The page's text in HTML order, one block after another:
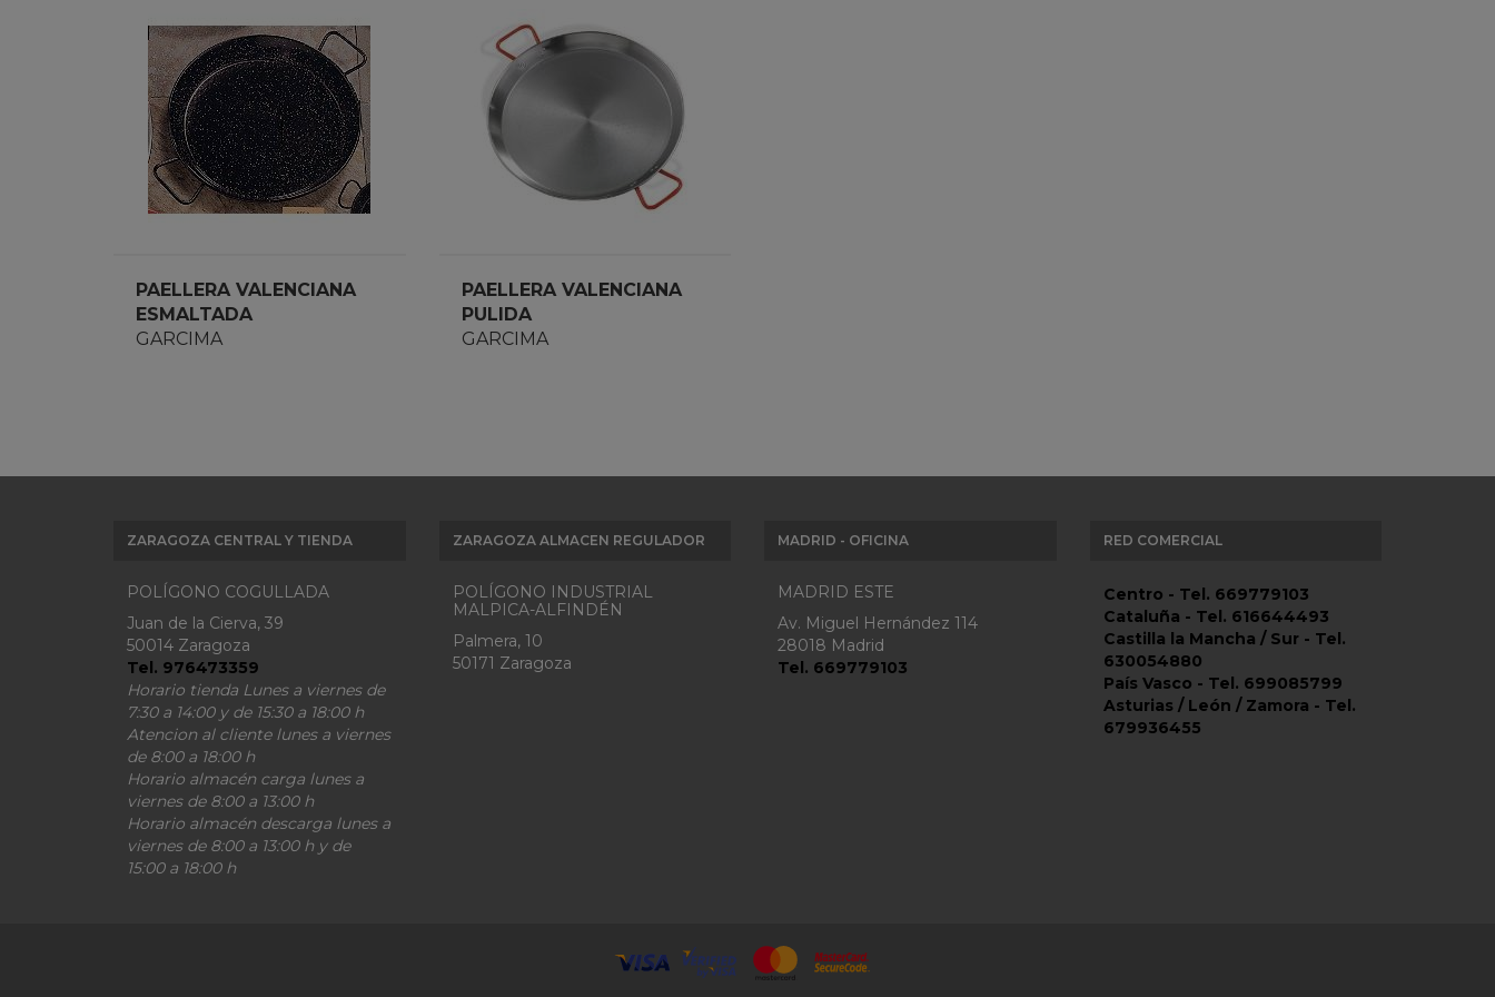
PAELLERA VALENCIANA
ESMALTADA
GARCIMA
PAELLERA VALENCIANA
PULIDA
GARCIMA
ZARAGOZA CENTRAL Y TIENDA
POLÍGONO COGULLADA
Juan de la Cierva, 39
50014 Zaragoza
Tel. 976473359
Horario tienda Lunes a viernes de
7:30 a 14:00 y de 15:30 a 18:00 h
Atencion al cliente lunes a viernes
de 8:00 a 18:00 h
Horario almacén carga lunes a
viernes de 8:00 a 13:00 h
Horario almacén descarga lunes a
viernes de 8:00 a 13:00 h y de
15:00 a 18:00 h
ZARAGOZA ALMACEN REGULADOR
POLÍGONO INDUSTRIAL
MALPICA-ALFINDÉN
Palmera, 10
50171 Zaragoza
MADRID - OFICINA
MADRID ESTE
Av. Miguel Hernández 114
28018 Madrid
Tel. 669779103
RED COMERCIAL
Centro - Tel. 669779103
Cataluña - Tel. 616644493
Castilla la Mancha / Sur - Tel.
630054880
País Vasco - Tel. 699085799
Asturias / León / Zamora - Tel.
679936455